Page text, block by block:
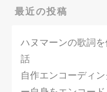
最近の投稿
ハヌマーンの歌詞
話
自作エンコーディ